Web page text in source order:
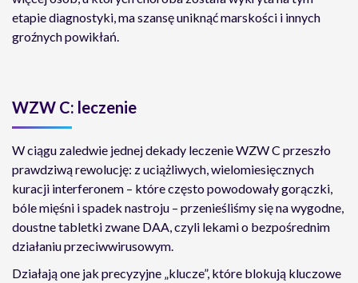
etapie diagnostyki, ma szansę uniknąć marskości i innych
groźnych powikłań.
WZW C: leczenie
W ciągu zaledwie jednej dekady leczenie WZW C przeszło
prawdziwą rewolucję: z uciążliwych, wielomiesięcznych
kuracji interferonem – które często powodowały gorączki,
bóle mięśni i spadek nastroju – przenieśliśmy się na wygodne,
doustne tabletki zwane DAA, czyli lekami o bezpośrednim
działaniu przeciwwirusowym.
Działają one jak precyzyjne „klucze”, które blokują kluczowe